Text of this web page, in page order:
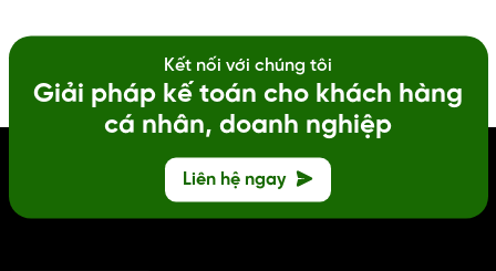
Kết nối với chúng tôi
Giải pháp kế toán cho khách hàng
cá nhân, doanh nghiệp
Liên hệ ngay